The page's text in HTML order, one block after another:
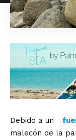
Debido a un
malecón de la